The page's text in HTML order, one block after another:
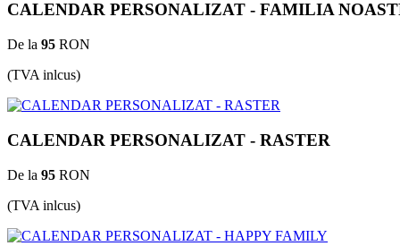
CALENDAR PERSONALIZAT - FAMILIA
De la 95 RON
(TVA inlcus)
CALENDAR PERSONALIZAT - RASTER
De la 95 RON
(TVA inlcus)